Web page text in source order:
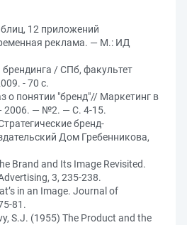
12 приложений
реклама. — М.: ИД
/ СПб, факультет
- 70 с.
о понятии "бренд"// Маркетинг в
2006. — №2. — С. 4-15.
бренд-
Дом Гребенникова,
Brand and Its Image Revisited.
3, 235-238.
in an Image. Journal of
81.
S.J. (1955) The Product and the